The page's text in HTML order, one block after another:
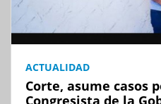
ACTUALIDAD
Corte, asume casos
Congresista de la